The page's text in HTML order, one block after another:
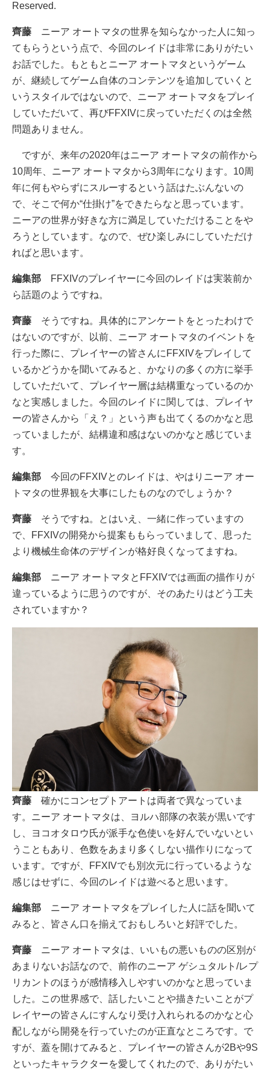
Reserved.
齊藤 ニーア オートマタの世界を知らなかった人に知っ
てもらうという点で、今回のレイドは非常にありがたい
お話でした。もともとニーア オートマタというゲーム
が、継続してゲーム自体のコンテンツを追加していくと
いうスタイルではないので、ニーア オートマタをプレイ
していただいて、再びFFXIVに戻っていただくのは全然
問題ありません。
ですが、来年の2020年はニーア オートマタの前作から
10周年、ニーア オートマタから3周年になります。10周
年に何もやらずにスルーするという話はたぶんないの
で、そこで何か“仕掛け”をできたらなと思っています。
ニーアの世界が好きな方に満足していただけることをや
ろうとしています。なので、ぜひ楽しみにしていただけ
ればと思います。
編集部 FFXIVのプレイヤーに今回のレイドは実装前か
ら話題のようですね。
齊藤 そうですね。具体的にアンケートをとったわけで
はないのですが、以前、ニーア オートマタのイベントを
行った際に、プレイヤーの皆さんにFFXIVをプレイして
いるかどうかを聞いてみると、かなりの多くの方に挙手
していただいて、プレイヤー層は結構重なっているのか
なと実感しました。今回のレイドに関しては、プレイヤ
ーの皆さんから「え？」という声も出てくるのかなと思
っていましたが、結構違和感はないのかなと感じていま
す。
編集部 今回のFFXIVとのレイドは、やはりニーア オー
トマタの世界観を大事にしたものなのでしょうか？
齊藤 そうですね。とはいえ、一緒に作っていますの
で、FFXIVの開発から提案ももらっていまして、思った
より機械生命体のデザインが格好良くなってますね。
編集部 ニーア オートマタとFFXIVでは画面の描作りが
違っているように思うのですが、そのあたりはどう工夫
されていますか？
齊藤 確かにコンセプトアートは両者で異なっていま
す。ニーア オートマタは、ヨルハ部隊の衣装が黒いです
し、ヨコオタロウ氏が派手な色使いを好んでいないとい
うこともあり、色数をあまり多くしない描作りになって
います。ですが、FFXIVでも別次元に行っているような
感じはせずに、今回のレイドは遊べると思います。
編集部 ニーア オートマタをプレイした人に話を聞いて
みると、皆さん口を揃えておもしろいと好評でした。
齊藤 ニーア オートマタは、いいもの悪いものの区別が
あまりないお話なので、前作のニーア ゲシュタルト/レプ
リカントのほうが感情移入しやすいのかなと思っていま
した。この世界感で、話したいことや描きたいことがプ
レイヤーの皆さんにすんなり受け入れられるのかなと心
配しながら開発を行っていたのが正直なところです。で
すが、蓋を開けてみると、プレイヤーの皆さんが2Bや9S
といったキャラクターを愛してくれたので、ありがたい